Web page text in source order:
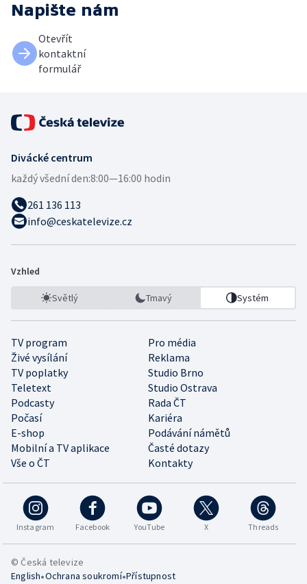
Napište nám
Otevřít
kontaktní
formulář
Divácké centrum
každý všední den:8:00—16:00 hodin
261 136 113
info@ceskatelevize.cz
Vzhled
Světlý Tmavý Systém
TV program
Pro média
Živé vysílání
Reklama
TV poplatky
Studio Brno
Teletext
Studio Ostrava
Podcasty
Rada ČT
Počasí
Kariéra
E-shop
Podávání námětů
Mobilní a TV aplikace
Časté dotazy
Vše o ČT
Kontakty
Instagram Facebook YouTube X Threads
© Česká televize
English•Ochrana soukromí•Přístupnost